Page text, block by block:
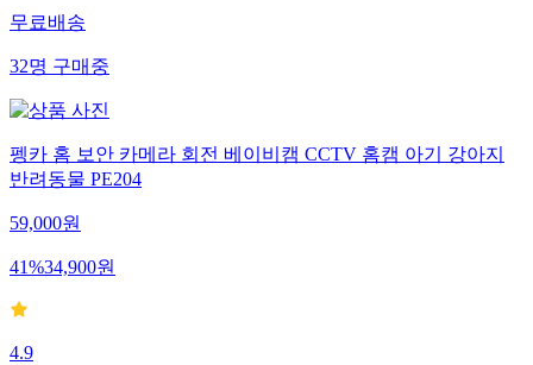
무료배송
32명구매중
펭카 홈 보안 카메라 회전 베이비캠 CCTV 홈캠 아기 강아지
반려동물 PE204
59,000원
41%34,900원
4.9